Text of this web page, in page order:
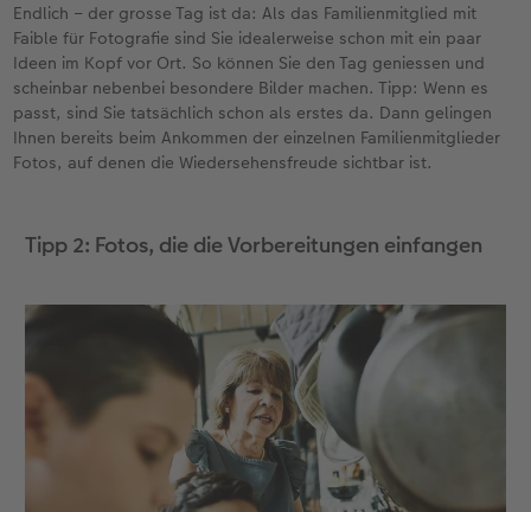
Endlich – der grosse Tag ist da: Als das Familienmitglied mit
Faible für Fotografie sind Sie idealerweise schon mit ein paar
Ideen im Kopf vor Ort. So können Sie den Tag geniessen und
scheinbar nebenbei besondere Bilder machen. Tipp: Wenn es
passt, sind Sie tatsächlich schon als erstes da. Dann gelingen
Ihnen bereits beim Ankommen der einzelnen Familienmitglieder
Fotos, auf denen die Wiedersehensfreude sichtbar ist.
Tipp 2: Fotos, die die Vorbereitungen einfangen